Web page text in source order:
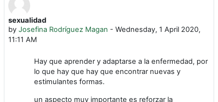
sexualidad
by Josefina Rodríguez Magan - Wednesday, 1 April 2020,
11:11 AM
Number of replies: 0
Hay que aprender y adaptarse a la enfermedad, por
lo que hay que hay que encontrar nuevas y
estimulantes formas.
un aspecto muy importante es reforzar la